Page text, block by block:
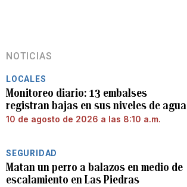
NOTICIAS
LOCALES
Monitoreo diario: 13 embalses
registran bajas en sus niveles de agua
10 de agosto de 2026 a las 8:10 a.m.
SEGURIDAD
Matan un perro a balazos en medio de
escalamiento en Las Piedras